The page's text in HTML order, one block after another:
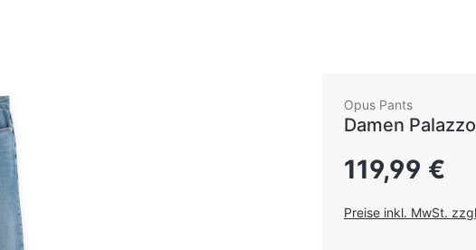
Opus Pants
Damen
Regulärer Preis:
119,99 €
Preise inkl. MwSt.